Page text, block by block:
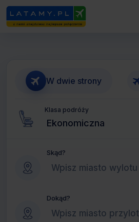
W dwie strony
Klasa podróży
Skąd?
Dokąd?